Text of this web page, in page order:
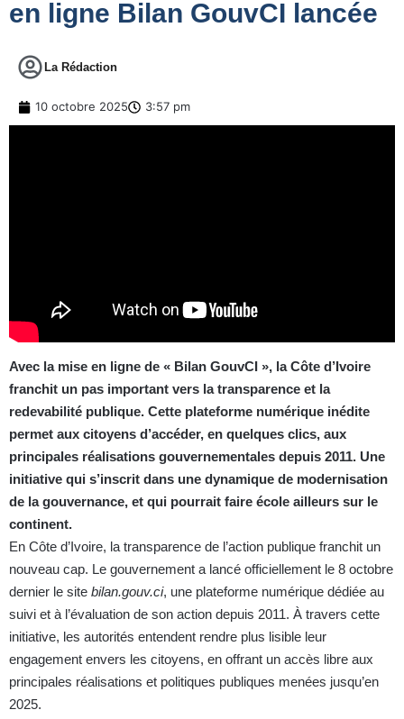
en ligne Bilan GouvCI lancée
La Rédaction
10 octobre 2025 3:57 pm
Avec la mise en ligne de « Bilan GouvCI », la Côte d’Ivoire
franchit un pas important vers la transparence et la
redevabilité publique. Cette plateforme numérique inédite
permet aux citoyens d’accéder, en quelques clics, aux
principales réalisations gouvernementales depuis 2011. Une
initiative qui s’inscrit dans une dynamique de modernisation
de la gouvernance, et qui pourrait faire école ailleurs sur le
continent.
En Côte d’Ivoire, la transparence de l’action publique franchit un
nouveau cap. Le gouvernement a lancé officiellement le 8 octobre
dernier le site bilan.gouv.ci, une plateforme numérique dédiée au
suivi et à l’évaluation de son action depuis 2011. À travers cette
initiative, les autorités entendent rendre plus lisible leur
engagement envers les citoyens, en offrant un accès libre aux
principales réalisations et politiques publiques menées jusqu’en
2025.